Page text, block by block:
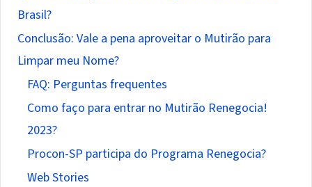
Brasil?
Conclusão: Vale a pena aproveitar o Mutirão para
Limpar meu Nome?
FAQ: Perguntas frequentes
Como faço para entrar no Mutirão Renegocia!
2023?
Procon-SP participa do Programa Renegocia?
Web Stories